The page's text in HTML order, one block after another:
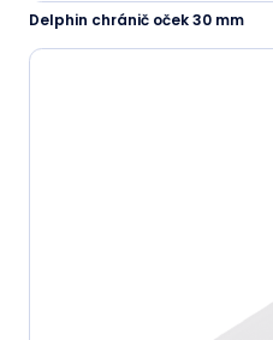
Delphin chránič oček 30 mm